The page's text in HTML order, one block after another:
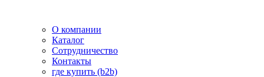
О компании
Каталог
Сотрудничество
Контакты
где купить (b2b)